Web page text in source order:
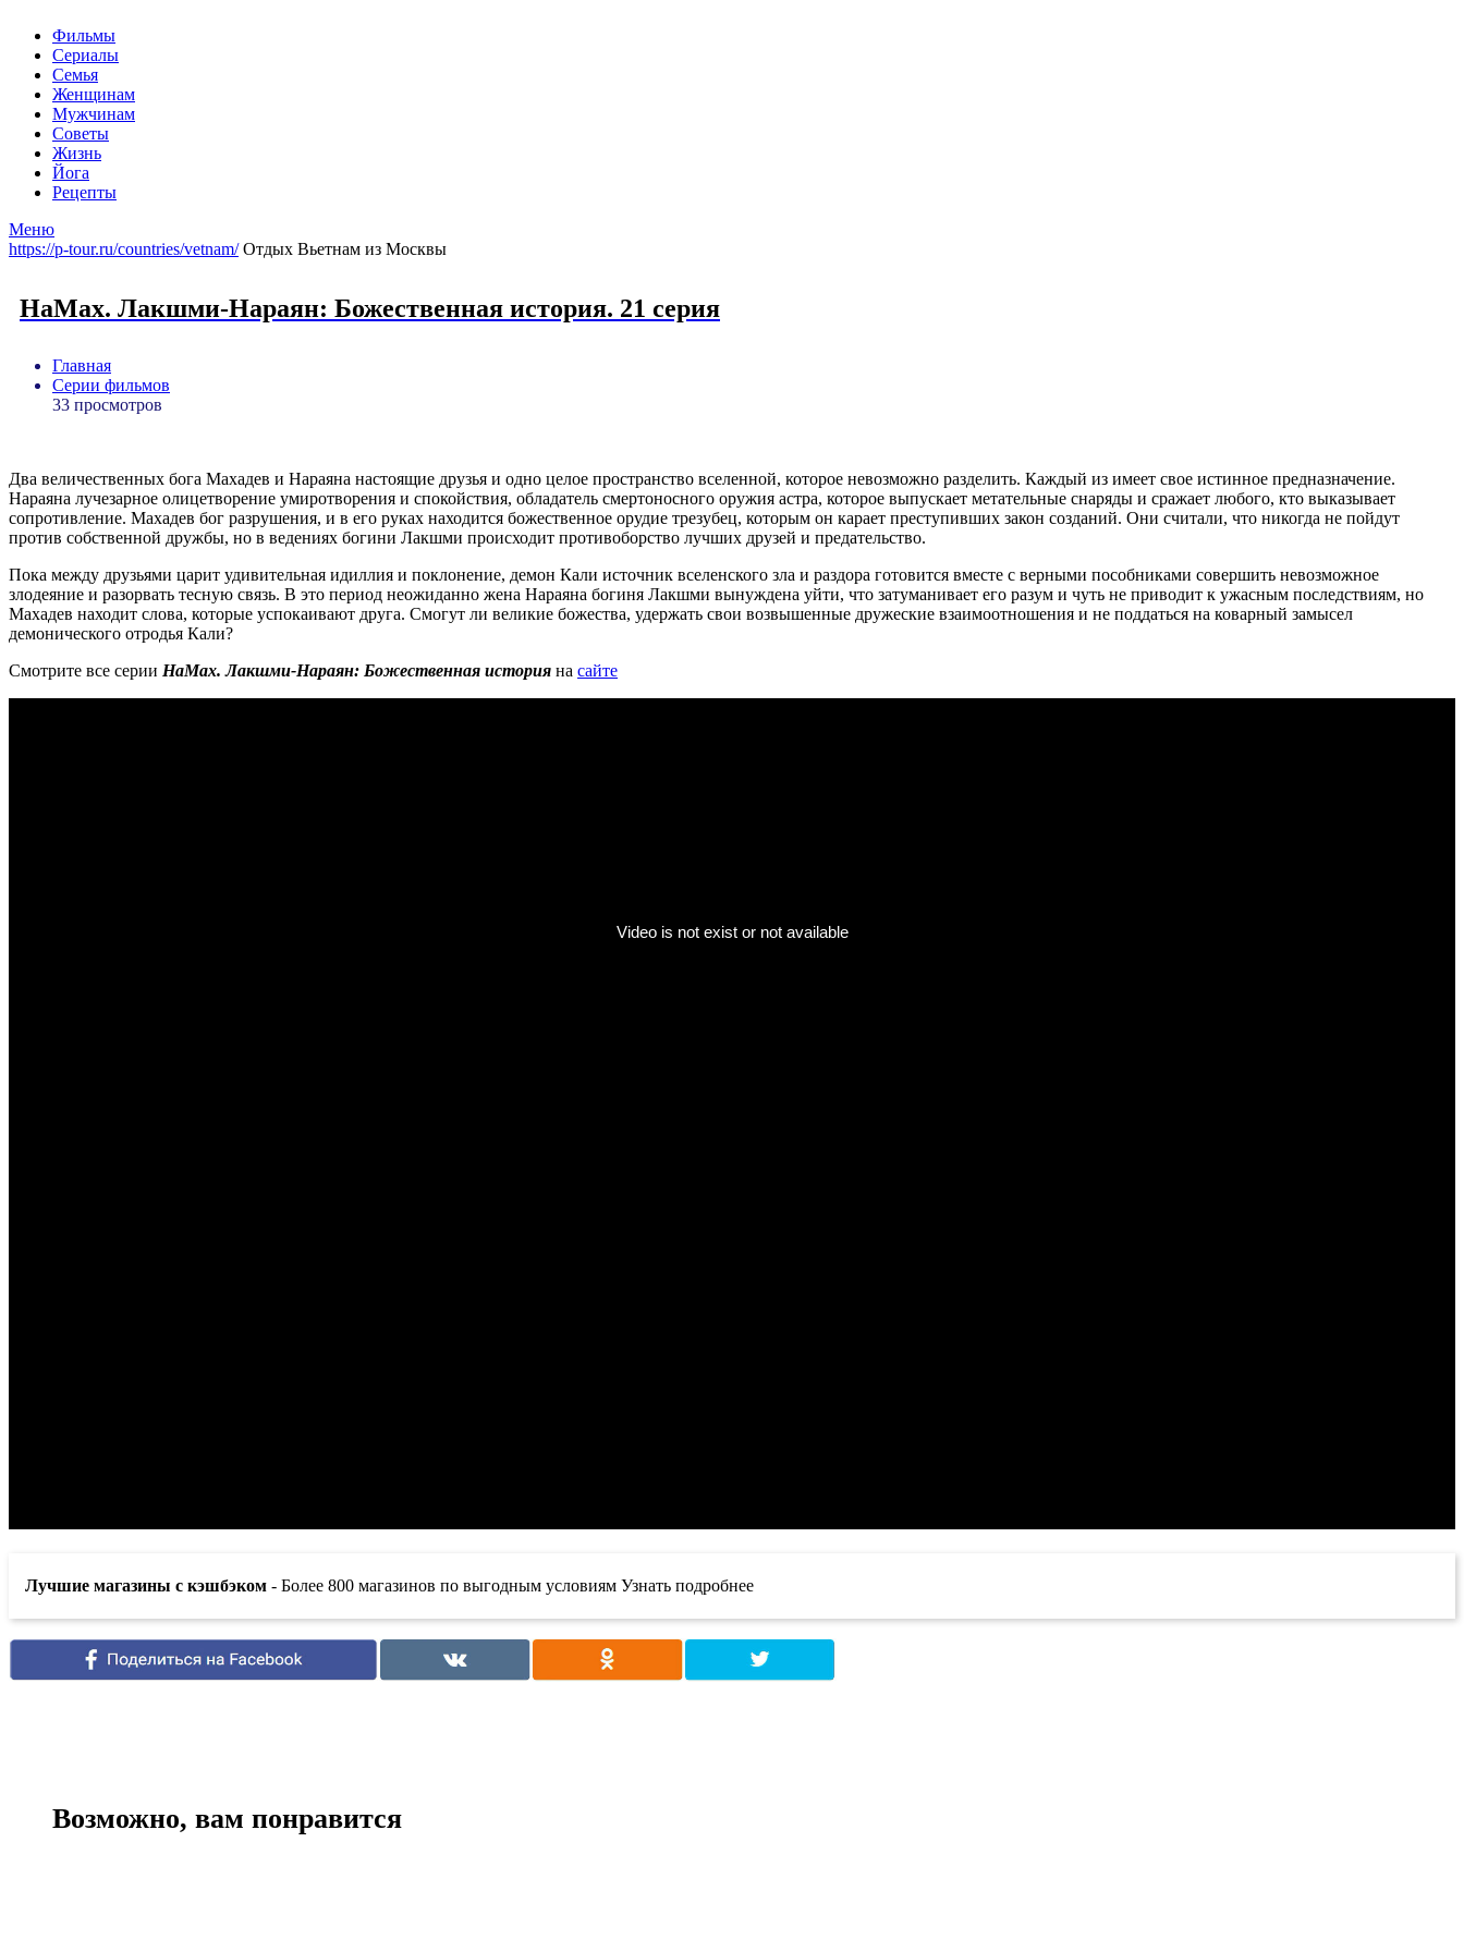
Фильмы
Сериалы
Семья
Женщинам
Мужчинам
Советы
Жизнь
Йога
Рецепты
Меню
https://p-tour.ru/countries/vetnam/Отдых Вьетнам из Москвы
НаМах. Лакшми-Нараян: Божественная история. 21 серия
Главная
Серии фильмов
33 просмотров
Два величественных бога Махадев и Нараяна настоящие друзья и одно целое пространство вселенной, которое невозможно разделить. Каждый из имеет свое истинное предназначение.
Нараяна лучезарное олицетворение умиротворения и спокойствия, обладатель смертоносного оружия астра, которое выпускает метательные снаряды и сражает любого, кто выказывает
сопротивление. Махадев бог разрушения, и в его руках находится божественное орудие трезубец, которым он карает преступивших закон созданий. Они считали, что никогда не пойдут
против собственной дружбы, но в ведениях богини Лакшми происходит противоборство лучших друзей и предательство.
Пока между друзьями царит удивительная идиллия и поклонение, демон Кали источник вселенского зла и раздора готовится вместе с верными пособниками совершить невозможное
злодеяние и разорвать тесную связь. В это период неожиданно жена Нараяна богиня Лакшми вынуждена уйти, что затуманивает его разум и чуть не приводит к ужасным последствиям, но
Махадев находит слова, которые успокаивают друга. Смогут ли великие божества, удержать свои возвышенные дружеские взаимоотношения и не поддаться на коварный замысел
демонического отродья Кали?
Смотрите все серии НаМах. Лакшми-Нараян: Божественная история на сайте
Лучшие магазины с кэшбэком - Более 800 магазинов по выгодным условиям Узнать подробнее
Возможно, вам понравится